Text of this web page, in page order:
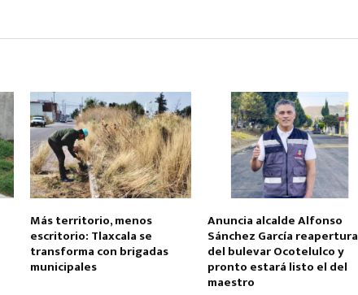
Más territorio, menos
escritorio: Tlaxcala se
transforma con brigadas
municipales
Anuncia alcalde Alfonso
Sánchez García reapertura
del bulevar Ocotelulco y
pronto estará listo el del
maestro